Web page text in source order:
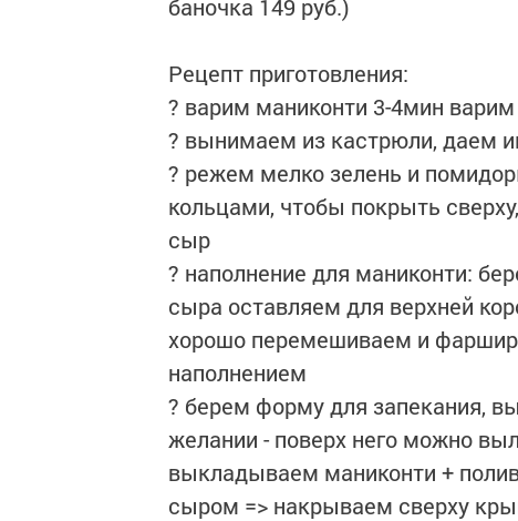
баночка 149 руб.)⠀
Рецепт приготовления:⠀
? варим маниконти 3-4мин варим
? вынимаем из кастрюли, даем
? режем мелко зелень и
кольцами, чтобы покрыть
сыр⠀
? наполнение для маниконти:
сыра оставляем для верхней
хорошо перемешиваем и
наполнением⠀
? берем форму для запекания,
желании - поверх него можно
выкладываем маниконти +
сыром => накрываем сверху